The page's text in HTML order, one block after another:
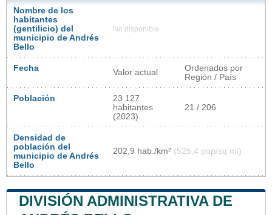
Nombre de los
habitantes
(gentilicio) del
municipio de Andrés
Bello
No disponible
Fecha Valor actual
Ordenados por
Región / País
Población
23 127
habitantes
(2023)
21 / 206
Densidad de
población del
municipio de Andrés
Bello
202,9 hab./km² (525,4 pop/sq mi)
DIVISIÓN ADMINISTRATIVA DE